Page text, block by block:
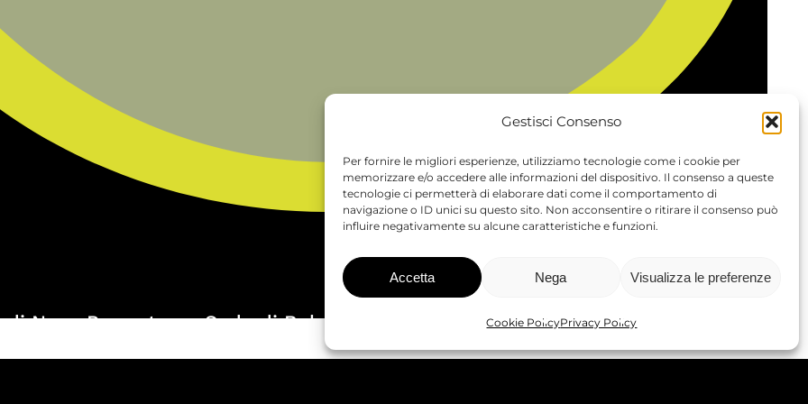
Gestisci Consenso
Per fornire le migliori esperienze, utilizziamo tecnologie come i cookie per
memorizzare e/o accedere alle informazioni del dispositivo. Il consenso a queste
tecnologie ci permetterà di elaborare dati come il comportamento di
navigazione o ID unici su questo sito. Non acconsentire o ritirare il consenso può
influire negativamente su alcune caratteristiche e funzioni.
Accetta Nega Visualizza le preferenze
Cookie PolicyPrivacy Policy
di Nova Ponente
4
Sede di Bolzano
Via di Mezzo ai Piani, 8D
Contatti
E:info@gibitz.it